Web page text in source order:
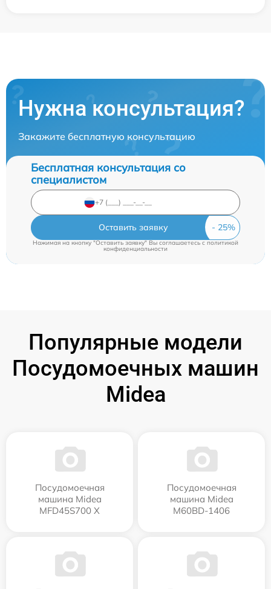
Нужна консультация?
Закажите бесплатную консультацию
Бесплатная консультация со
специалистом
Оставить заявку
Нажимая на кнопку "Оставить заявку" Вы соглашаетесь cполитикой
конфиденциальности
Популярные модели
Посудомоечных машин
Midea
Посудомоечная
машина Midea
MFD45S700 X
Посудомоечная
машина Midea
M60BD-1406